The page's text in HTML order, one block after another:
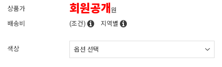
상품가 회원공개원
배송비
(조건) 지역별
색상